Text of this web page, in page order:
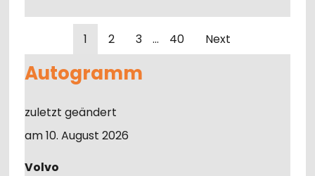
Autogramm
zuletzt geändert
am 10. August 2026
Volvo
1 2 3 … 40 Next